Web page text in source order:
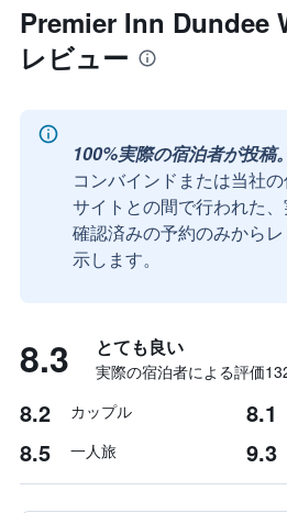
Premier Inn Dundee
レビュー
100%実際の宿泊者が投稿。
コンバインドまたは当社
サイトとの間で行われた
確認済みの予約のみから
示します。
8.3 とても良い
実際の宿泊者による評価
8.2 カップル 8.1
8.5 一人旅 9.3